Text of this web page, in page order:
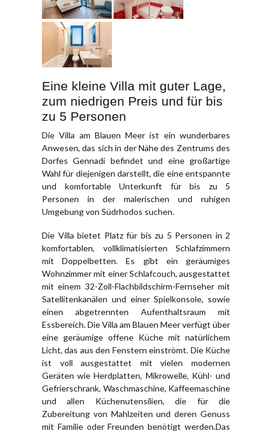
Eine kleine Villa mit guter Lage,
zum niedrigen Preis und für bis
zu 5 Personen
Die Villa am Blauen Meer ist ein wunderbares
Anwesen, das sich in der Nähe des Zentrums des
Dorfes Gennadi befindet und eine großartige
Wahl für diejenigen darstellt, die eine entspannte
und komfortable Unterkunft für bis zu 5
Personen in der malerischen und ruhigen
Umgebung von Südrhodos suchen.
Die Villa bietet Platz für bis zu 5 Personen in 2
komfortablen, vollklimatisierten Schlafzimmern
mit Doppelbetten. Es gibt ein geräumiges
Wohnzimmer mit einer Schlafcouch, ausgestattet
mit einem 32-Zoll-Flachbildschirm-Fernseher mit
Satellitenkanälen und einer Spielkonsole, sowie
einen abgetrennten Aufenthaltsraum mit
Essbereich. Die Villa am Blauen Meer verfügt über
eine geräumige offene Küche mit natürlichem
Licht, das aus den Fenstern einströmt. Die Küche
ist voll ausgestattet mit vielen modernen
Geräten wie Herdplatten, Mikrowelle, Kühl- und
Gefrierschrank, Waschmaschine, Kaffeemaschine
und allen Küchenutensilien, die für die
Zubereitung von Mahlzeiten und deren Genuss
mit Familie oder Freunden benötigt werden.Das